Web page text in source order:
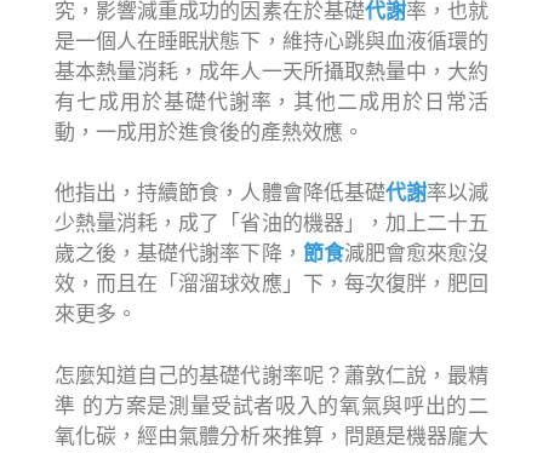
究，影響減重成功的因素在於基礎代謝率，也就
是一個人在睡眠狀態下，維持心跳與血液循環的
基本熱量消耗，成年人一天所攝取熱量中，大約
有七成用於基礎代謝率，其他二成用於日常活
動，一成用於進食後的產熱效應。
他指出，持續節食，人體會降低基礎代謝率以減
少熱量消耗，成了「省油的機器」，加上二十五
歲之後，基礎代謝率下降， 節食減肥會愈來愈沒
效，而且在「溜溜球效應」下，每次復胖，肥回
來更多。
怎麼知道自己的基礎代謝率呢？蕭敦仁說，最精
準 的方案是測量受試者吸入的氧氣與呼出的二
氧化碳，經由氣體分析來推算，問題是機器龐大